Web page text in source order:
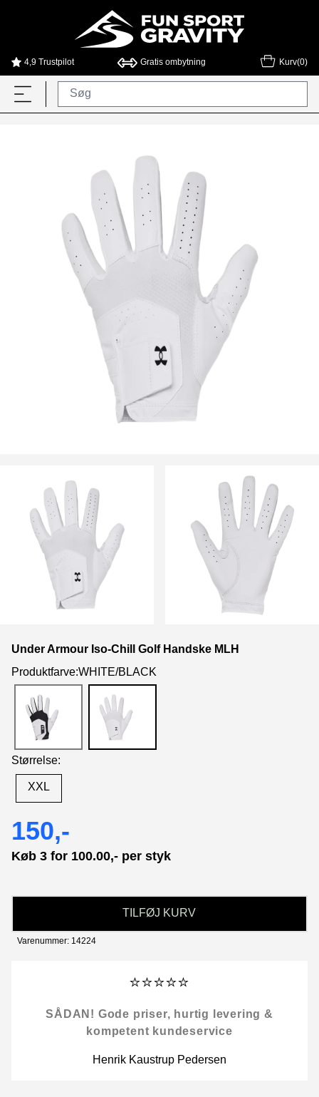
4,9 Trustpilot Gratis ombytning Kurv(0)
Under Armour Iso-Chill Golf Handske MLH
Produktfarve:WHITE/BLACK
Størrelse:
XXL
150,-
Køb 3 for 100.00,- per styk
TILFØJ KURV
Varenummer: 14224
⭐⭐⭐⭐⭐
SÅDAN! Gode priser, hurtig levering &
kompetent kundeservice
Henrik Kaustrup Pedersen